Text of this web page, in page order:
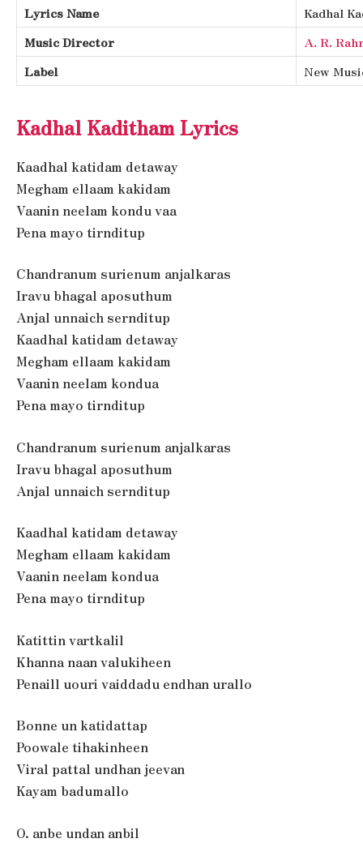
Lyrics Name
Kadhal
Music Director
A. R.
Label
New
Kadhal Kaditham Lyrics
Kaadhal katidam detaway
Megham ellaam kakidam
Vaanin neelam kondu vaa
Pena mayo tirnditup
Chandranum surienum anjalkaras
Iravu bhagal aposuthum
Anjal unnaich sernditup
Kaadhal katidam detaway
Megham ellaam kakidam
Vaanin neelam kondua
Pena mayo tirnditup
Chandranum surienum anjalkaras
Iravu bhagal aposuthum
Anjal unnaich sernditup
Kaadhal katidam detaway
Megham ellaam kakidam
Vaanin neelam kondua
Pena mayo tirnditup
Katittin vartkalil
Khanna naan valukiheen
Penaill uouri vaiddadu endhan urallo
Bonne un katidattap
Poowale tihakinheen
Viral pattal undhan jeevan
Kayam badumallo
O. anbe undan anbil